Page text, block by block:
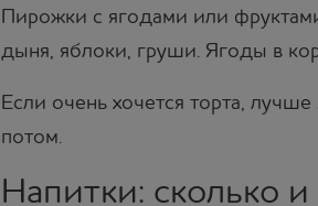
Пирожки с ягодами или
дыня, яблоки, груши. Ягоды в
Если очень хочется торта, лучше
потом.
Напитки: сколько и